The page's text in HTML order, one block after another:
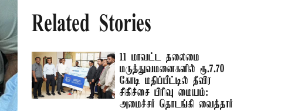
Related Stories
11 மாவட்ட தலைமை
மருத்துவமனைகளில் ரூ.7.70
கோடி மதிப்பீட்டில் தீவிர
சிகிச்சை பிரிவு மையம்:
அமைச்சர் தொடங்கி வைத்தார்